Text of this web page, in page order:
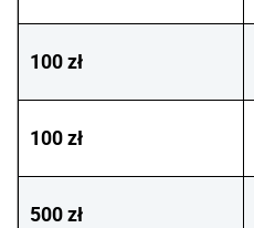
100 zł
100 zł
500 zł